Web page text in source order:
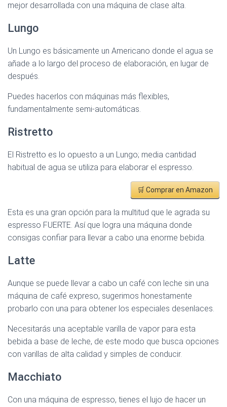
mejor desarrollada con una máquina de clase alta.
Lungo
Un Lungo es básicamente un Americano donde el agua se
añade a lo largo del proceso de elaboración, en lugar de
después.
Puedes hacerlos con máquinas más flexibles,
fundamentalmente semi-automáticas.
Ristretto
El Ristretto es lo opuesto a un Lungo; media cantidad
habitual de agua se utiliza para elaborar el espresso.
🛒 Comprar en Amazon
Esta es una gran opción para la multitud que le agrada su
espresso FUERTE. Así que logra una máquina donde
consigas confiar para llevar a cabo una enorme bebida.
Latte
Aunque se puede llevar a cabo un café con leche sin una
máquina de café expreso, sugerimos honestamente
probarlo con una para obtener los especiales desenlaces.
Necesitarás una aceptable varilla de vapor para esta
bebida a base de leche, de este modo que busca opciones
con varillas de alta calidad y simples de conducir.
Macchiato
Con una máquina de espresso, tienes el lujo de hacer un